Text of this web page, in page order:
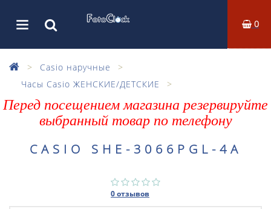
0
Casio наручные
Часы Casio ЖЕНСКИЕ/ДЕТСКИЕ
Перед посещением магазина резервируйте
выбранный товар по телефону
CASIO SHE-3066PGL-4A
0 отзывов